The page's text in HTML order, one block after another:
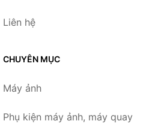
Liên hệ
CHUYÊN MỤC
Máy ảnh
Phụ kiện máy ảnh, máy quay